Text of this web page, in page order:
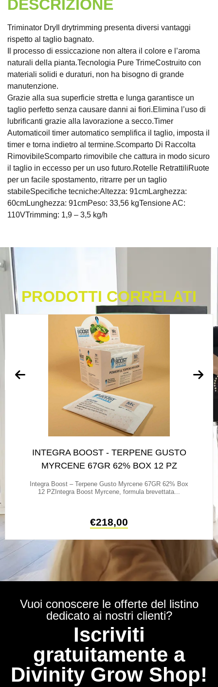
DESCRIZIONE
Triminator DryIl drytrimming presenta diversi vantaggi
rispetto al taglio bagnato.
Il processo di essiccazione non altera il colore e l’aroma
naturali della pianta.Tecnologia Pure TrimeCostruito con
materiali solidi e duraturi, non ha bisogno di grande
manutenzione.
Grazie alla sua superficie stretta e lunga garantisce un
taglio perfetto senza causare danni ai fiori.Elimina l’uso di
lubrificanti grazie alla lavorazione a secco.Timer
Automaticoil timer automatico semplifica il taglio, imposta il
timer e torna indietro al termine.Scomparto Di Raccolta
RimovibileScomparto rimovibile che cattura in modo sicuro
il taglio in eccesso per un uso futuro.Rotelle RetrattiliRuote
per un facile spostamento, ritrarre per un taglio
stabileSpecifiche tecniche:Altezza: 91cmLarghezza:
60cmLunghezza: 91cmPeso: 33,56 kgTensione AC:
110VTrimming: 1,9 – 3,5 kg/h
PRODOTTI CORRELATI
INTEGRA BOOST - TERPENE GUSTO
MYRCENE 67GR 62% BOX 12 PZ
Integra Boost – Terpene Gusto Myrcene 67GR 62% Box
12 PZIntegra Boost Myrcene, formula brevettata...
€218,00
Vuoi conoscere le offerte del listino
dedicato ai nostri clienti?
Iscriviti
gratuitamente a
Divinity Grow Shop!